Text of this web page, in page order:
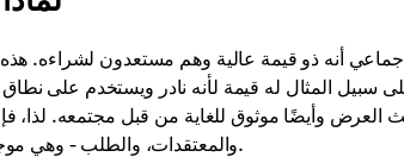
أنه ذو قيمة عالية وهم مستعدون لشراءه. هذه
سبيل المثال له قيمة لأنه نادر ويستخدم على
وأيضًا موثوق للغاية من قبل مجتمعه. لذا،
والمعتقدات، والطلب - وهي موجودة لأننا جميعًا نتفق على ذلك.